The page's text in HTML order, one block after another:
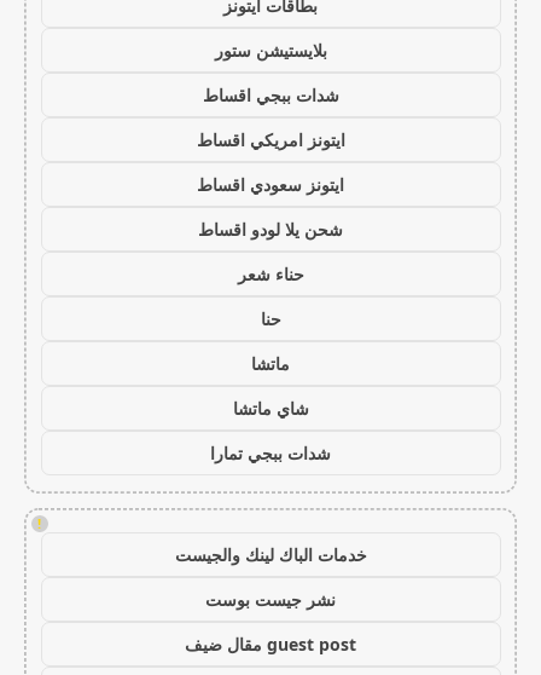
بطاقات ايتونز
بلايستيشن ستور
شدات ببجي اقساط
ايتونز امريكي اقساط
ايتونز سعودي اقساط
شحن يلا لودو اقساط
حناء شعر
حنا
ماتشا
شاي ماتشا
شدات ببجي تمارا
!
خدمات الباك لينك والجيست
نشر جيست بوست
guest post مقال ضيف